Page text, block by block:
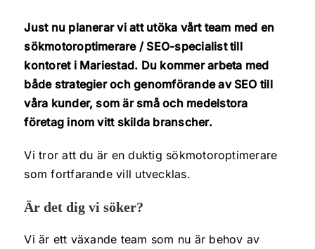
Innehållsproduktion
Kundcase
Kontakt
Just nu planerar vi att utöka vårt team med en
sökmotoroptimerare / SEO-specialist till
kontoret i Mariestad. Du kommer arbeta med
både strategier och genomförande av SEO till
våra kunder, som är små och medelstora
företag inom vitt skilda branscher.
Vi tror att du är en duktig sökmotoroptimerare
som fortfarande vill utvecklas.
Är det dig vi söker?
Vi är ett växande team som nu är behov av